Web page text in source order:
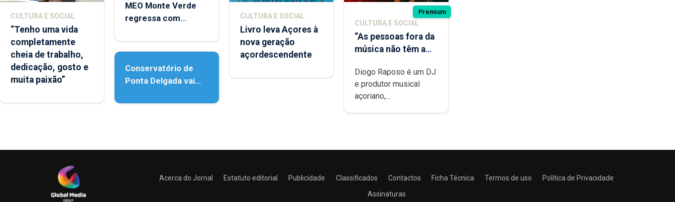
CULTURA E SOCIAL
“Tenho uma vida
completamente
cheia de trabalho,
dedicação, gosto e
muita paixão”
MEO Monte Verde
regressa com
acessibilidade
Conservatório de
Ponta Delgada vai
instrumentos
CULTURA E SOCIAL
Livro leva Açores à
nova geração
açordescendente
Premium
CULTURA E SOCIAL
“As pessoas fora da
música não têm a
difícil é produzir
uma música”
Diogo Raposo é um DJ
e produtor musical
açoriano,...
Acerca do Jornal Estatuto editorial Publicidade Classificados Contactos Ficha Técnica Termos de uso
Política de Privacidade
Assinaturas